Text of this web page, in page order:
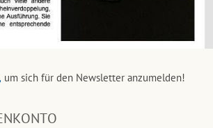
um sich für den Newsletter anzumelden!